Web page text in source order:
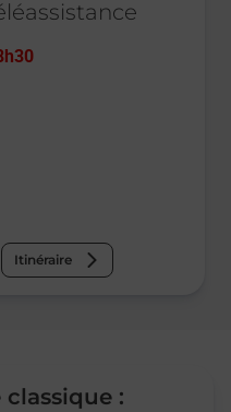
Itinéraire
: